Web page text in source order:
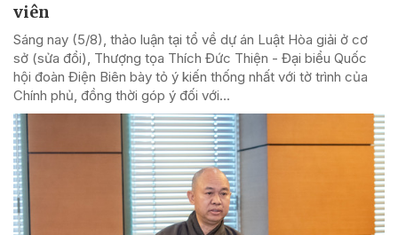
viên
Sáng nay (5/8), thảo luận tại tổ về dự án Luật Hòa giải ở cơ
sở (sửa đổi), Thượng tọa Thích Đức Thiện - Đại biểu Quốc
hội đoàn Điện Biên bày tỏ ý kiến thống nhất với tờ trình của
Chính phủ, đồng thời góp ý đối với...